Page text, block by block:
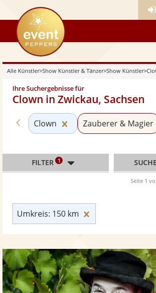
eventpeppers
Alle Künstler>Show Künstler & Tänzer>Show Künstler>
Ihre Suchergebnisse für
Clown in Zwickau, Sachsen
Zurück zu «Show Künstler»
Clown Kategorie «Clown»
Zauberer & Magier
Umkreis: 150 km
FILTER 1
Seite 1